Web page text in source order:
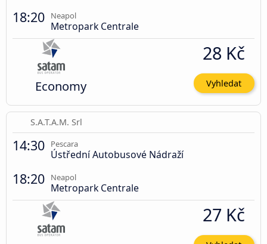
18:20 Neapol
Metropark Centrale
Economy
28 Kč
Vyhledat
S.A.T.A.M. Srl
14:30 Pescara
Ústřední Autobusové Nádraží
18:20 Neapol
Metropark Centrale
27 Kč